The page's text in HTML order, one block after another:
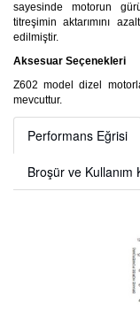
sayesinde motorun
titreşimin aktarımını
edilmiştir.
Aksesuar Seçenekleri
Z602 model dizel
mevcuttur.
Performans Eğrisi
Broşür ve Kullanım